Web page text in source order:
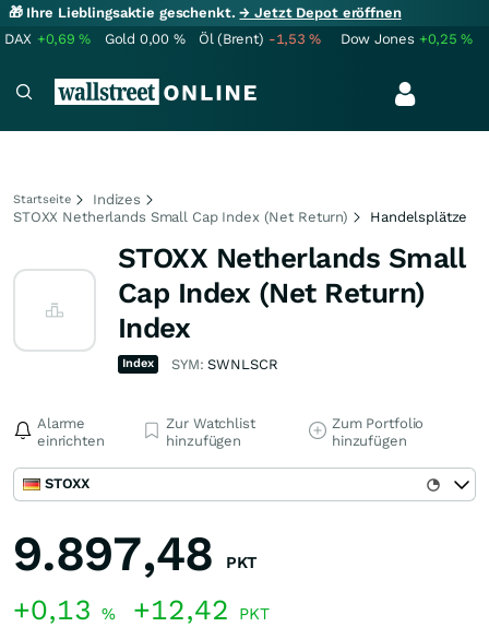
🎁 Ihre Lieblingsaktie geschenkt.→ Jetzt Depot eröffnen
DAX +0,69% Gold 0,00 % Öl (Brent) -1,53% Dow Jones +0,25%
Startseite
Indizes
STOXX Netherlands Small Cap Index (Net Return)
Handelsplätze
STOXX Netherlands Small
Cap Index (Net Return)
Index
Index SYM:SWNLSCR
Alarme
einrichten
Zur Watchlist
hinzufügen
Zum Portfolio
hinzufügen
STOXX
9.897,48 PKT
+0,13 % +12,42 PKT